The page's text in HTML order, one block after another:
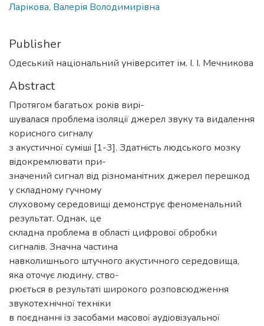
Ларікова, Валерія Володимирівна
Publisher
Одеський національний університет ім. І. І. Мечникова
Abstract
Протягом багатьох рокiв вирi-
шувалася проблема iзоляцiї джерел звуку та видалення
корисного сигналу
з акустичної сумiшi [1-3]. Здатнiсть людського мозку
вiдокремлювати при-
значений сигнал вiд рiзноманiтних джерел перешкод
у складному гучному
слуховому середовищi демонструє феноменальний
результат. Однак, це
складна проблема в областi цифрової обробки
сигналiв. Значна частина
навколишнього штучного акустичного середовища,
яка оточує людину, ство-
рюється в результатi широкого розповсюдження
звукотехнiчної технiки
в поєднаннi iз засобами масової аудiовiзуальної